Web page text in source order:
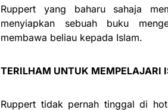
Ruppert yang baharu sahaja
menyiapkan sebuah buku
membawa beliau kepada Islam.
TERILHAM UNTUK MEMPELAJARI
Ruppert tidak pernah tinggal di